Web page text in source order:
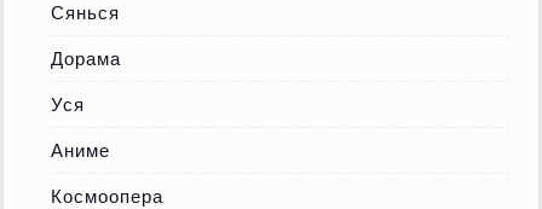
Сянься
Дорама
Уся
Аниме
Космоопера